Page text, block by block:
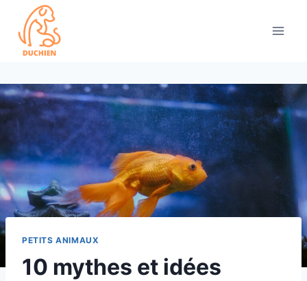
content
PETITS ANIMAUX
10 mythes et idées